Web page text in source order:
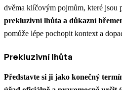
dvěma klíčovým pojmům, které jsou
prekluzivní lhůta a důkazní
pomůže lépe pochopit kontext a
Prekluzivní lhůta
Představte si ji jako konečný